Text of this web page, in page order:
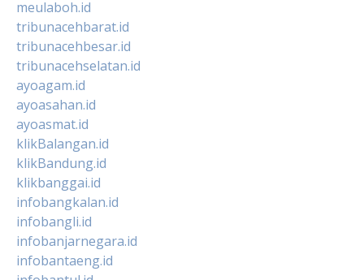
meulaboh.id
tribunacehbarat.id
tribunacehbesar.id
tribunacehselatan.id
ayoagam.id
ayoasahan.id
ayoasmat.id
klikBalangan.id
klikBandung.id
klikbanggai.id
infobangkalan.id
infobangli.id
infobanjarnegara.id
infobantaeng.id